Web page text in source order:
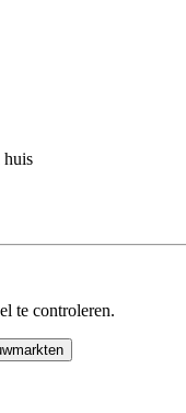
huis
te controleren.